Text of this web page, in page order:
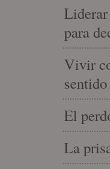
para
Vivir
El
La